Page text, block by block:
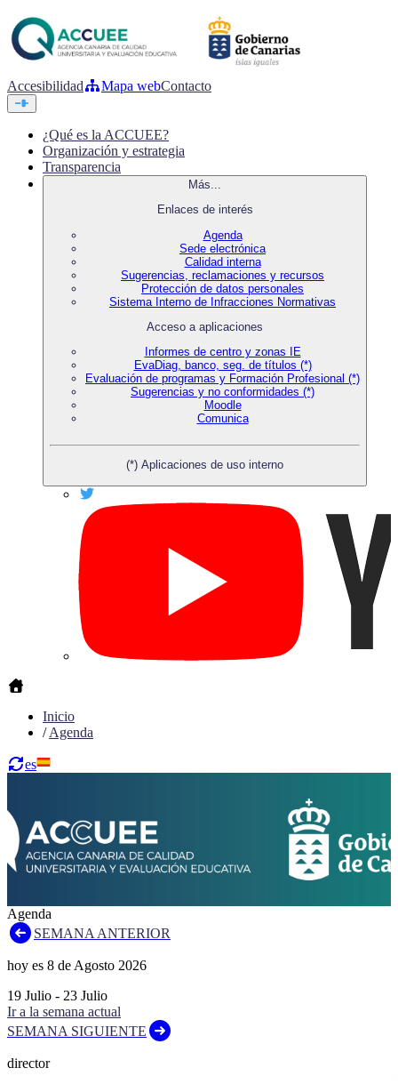
Accesibilidad Mapa webContacto
¿Qué es la ACCUEE?
Organización y estrategia
Transparencia
Más...
Enlaces de interés
Agenda
Sede electrónica
Calidad interna
Sugerencias, reclamaciones y recursos
Protección de datos personales
Sistema Interno de Infracciones Normativas
Acceso a aplicaciones
Informes de centro y zonas IE
EvaDiag, banco, seg. de títulos (*)
Evaluación de programas y Formación Profesional (*)
Sugerencias y no conformidades (*)
Moodle
Comunica
(*) Aplicaciones de uso interno
Inicio
/Agenda
es
Agenda
SEMANA ANTERIOR
hoy es 8 de Agosto 2026
19 Julio - 23 Julio
Ir a la semana actual
SEMANA SIGUIENTE
director